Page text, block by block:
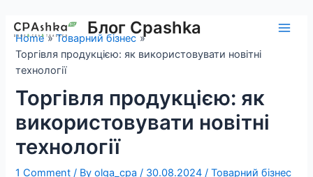
content
Блог Cpashka
Home
Товарний бізнес
Торгівля продукцією: як використовувати новітні
технології
Торгівля продукцією: як
використовувати новітні
технології
1 Comment / Byolga_cpa/ 30.08.2024/Товарний бізнес